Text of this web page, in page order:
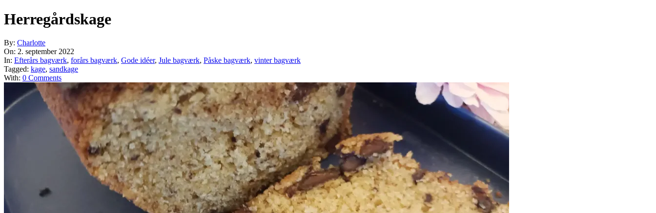
Herregårdskage
By: Charlotte
On: 2. september 2022
In: Efterårs bagværk, forårs bagværk, Gode idéer, Jule bagværk, Påske bagværk, vinter bagværk
Tagged: kage, sandkage
With: 0 Comments